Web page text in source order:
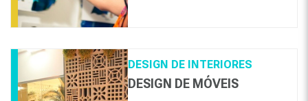
DESIGN DE INTERIORES
DESIGN DE MÓVEIS